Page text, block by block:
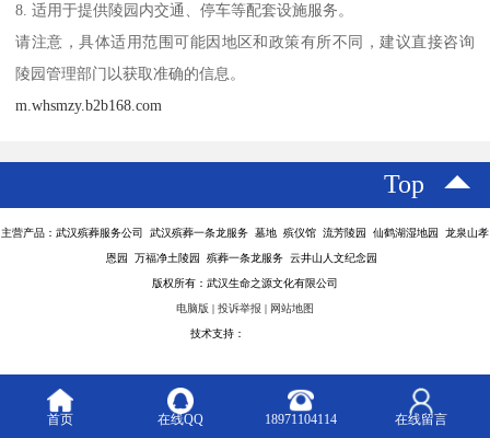
8. 适用于提供陵园内交通、停车等配套设施服务。
请注意，具体适用范围可能因地区和政策有所不同，建议直接咨询
陵园管理部门以获取准确的信息。
m.whsmzy.b2b168.com
Top
主营产品：武汉殡葬服务公司 武汉殡葬一条龙服务 墓地 殡仪馆 流芳陵园 仙鹤湖湿地园 龙泉山孝
恩园 万福净土陵园 殡葬一条龙服务 云井山人文纪念园
版权所有：武汉生命之源文化有限公司
电脑版 | 投诉举报 | 网站地图
技术支持：
首页 在线QQ 18971104114 在线留言